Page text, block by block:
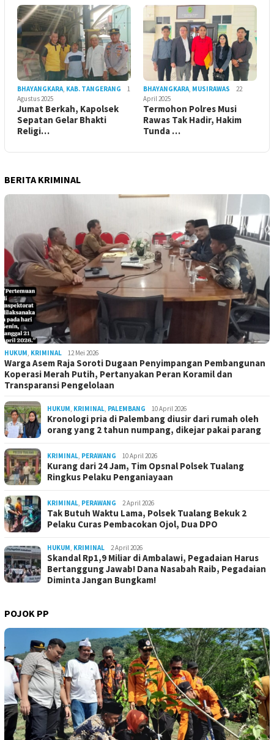
BHAYANGKARA, KAB. TANGERANG
1
Agustus 2025
Jumat Berkah, Kapolsek
Sepatan Gelar Bhakti
Religi…
BHAYANGKARA, MUSIRAWAS
22
April 2025
Termohon Polres Musi
Rawas Tak Hadir, Hakim
Tunda …
BERITA KRIMINAL
HUKUM, KRIMINAL 12 Mei 2026
Warga Asem Raja Soroti Dugaan Penyimpangan Pembangunan
Koperasi Merah Putih, Pertanyakan Peran Koramil dan
Transparansi Pengelolaan
HUKUM, KRIMINAL, PALEMBANG 10 April 2026
Kronologi pria di Palembang diusir dari rumah oleh
orang yang 2 tahun numpang, dikejar pakai parang
KRIMINAL, PERAWANG 10 April 2026
Kurang dari 24 Jam, Tim Opsnal Polsek Tualang
Ringkus Pelaku Penganiayaan
KRIMINAL, PERAWANG 2 April 2026
Tak Butuh Waktu Lama, Polsek Tualang Bekuk 2
Pelaku Curas Pembacokan Ojol, Dua DPO
HUKUM, KRIMINAL 2 April 2026
Skandal Rp1,9 Miliar di Ambalawi, Pegadaian Harus
Bertanggung Jawab! Dana Nasabah Raib, Pegadaian
Diminta Jangan Bungkam!
POJOK PP